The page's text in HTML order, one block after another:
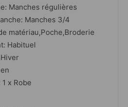
Manches régulières
Manches 3/4
matériau,Poche,Broderie
Habituel
x Robe